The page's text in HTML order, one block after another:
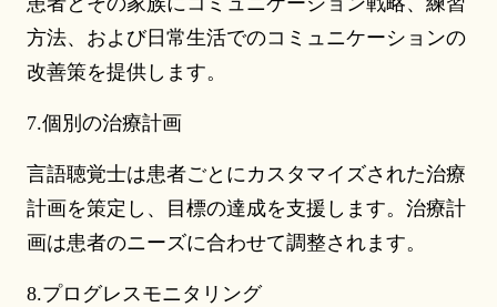
方法、および日常生活でのコミュニケーションの
改善策を提供します。
7.個別の治療計画
言語聴覚士は患者ごとにカスタマイズされた治療
計画を策定し、目標の達成を支援します。治療計
画は患者のニーズに合わせて調整されます。
8.プログレスモニタリング